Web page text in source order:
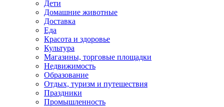
Дети
Домашние животные
Доставка
Еда
Красота и здоровье
Культура
Магазины, торговые площадки
Недвижимость
Образование
Отдых, туризм и путешествия
Праздники
Промышленность